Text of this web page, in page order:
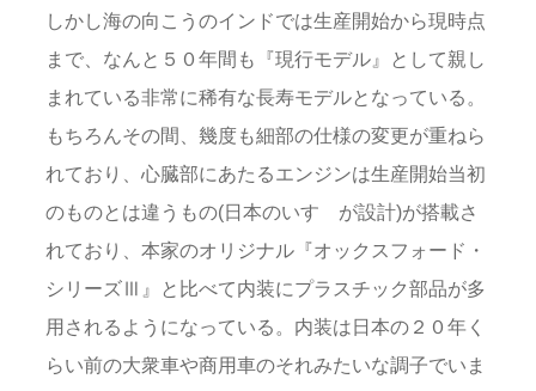
しかし海の向こうのインドでは生産開始から現時点
まで、なんと５０年間も『現行モデル』として親し
まれている非常に稀有な長寿モデルとなっている。
もちろんその間、幾度も細部の仕様の変更が重ねら
れており、心臓部にあたるエンジンは生産開始当初
のものとは違うもの(日本のいすゞが設計)が搭載さ
れており、本家のオリジナル『オックスフォード・
シリーズⅢ』と比べて内装にプラスチック部品が多
用されるようになっている。内装は日本の２０年く
らい前の大衆車や商用車のそれみたいな調子でいま